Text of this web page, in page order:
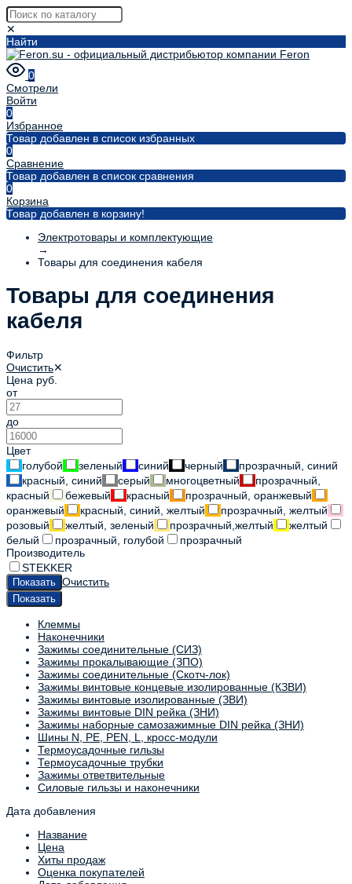
✕
Найти
0
Смотрели
Войти
0
Избранное
Товар добавлен в список избранных
0
Сравнение
Товар добавлен в список сравнения
0
Корзина
Товар добавлен в корзину!
Электротовары и комплектующие
→
Товары для соединения кабеля
Товары для соединения
кабеля
Фильтр
Очистить✕
Цена руб.
от
до
Цвет
голубой
зеленый синий черный
прозрачный, синий
красный, синий
серый многоцветный
прозрачный,
красный
бежевый красный
прозрачный, оранжевый
оранжевый
красный, синий, желтый
прозрачный, желтый
розовый
желтый, зеленый прозрачный,желтый
желтый
белый
прозрачный, голубой
прозрачный
Производитель
STEKKER
Очистить
Клеммы
Наконечники
Зажимы соединительные (СИЗ)
Зажимы прокалывающие (ЗПО)
Зажимы соединительные (Скотч-лок)
Зажимы винтовые концевые изолированные (КЗВИ)
Зажимы винтовые изолированные (ЗВИ)
Зажимы винтовые DIN рейка (ЗНИ)
Зажимы наборные самозажимные DIN рейка (ЗНИ)
Шины N, PE, PEN, L, кросс-модули
Термоусадочные гильзы
Термоусадочные трубки
Зажимы ответвительные
Силовые гильзы и наконечники
Дата добавления
Название
Цена
Хиты продаж
Оценка покупателей